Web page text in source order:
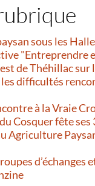
sous les
"Entreprendre
de Théhillac
difficultés
à la Vraie
Cosquer fête ses
Agriculture
d’échanges